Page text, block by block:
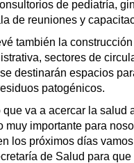
de pediatría,
de reuniones y
también la
sectores de
destinarán espacios
patogénicos.
que va a acercar la salud
muy importante para
los próximos días
de Salud para que